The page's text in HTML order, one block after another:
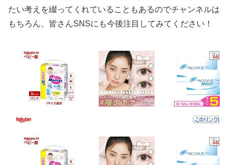
たい考えを綴ってくれていることもあるのでチャンネルは
もちろん、皆さんSNSにも今後注目してみてください！